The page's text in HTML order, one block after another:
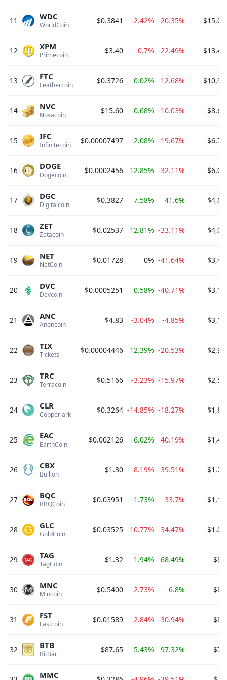
11 WorldCoin
WDC $0.3841 -2.42% -20.35%
12 Primecoin
XPM $3.40 -0.7% -22.49%
13 Feathercoin
FTC $0.3726 0.02% -12.68%
14 Novacoin
NVC $15.60 0.68% -10.03%
15 Infinitecoin
IFC $0.00007497 2.08% -19.67%
16 Dogecoin
DOGE $0.0002456 12.85% -32.11%
17 Digitalcoin
DGC $0.3827 7.58% 41.6%
18 Zetacoin
ZET $0.02537 12.81% -33.11%
19 NetCoin
NET $0.01728 0% -41.64%
20 Devcoin
DVC $0.0005251 0.58% -40.71%
21 Anoncoin
ANC $4.83 -3.04% -4.85%
22 Tickets
TIX $0.00004446 12.39% -20.53%
23 Terracoin
TRC $0.5166 -3.23% -15.97%
24 Copperlark
CLR $0.3264 -14.85% -18.27%
25 EarthCoin
EAC $0.002126 6.02% -40.19%
26 Bullion
CBX $1.30 -8.19% -39.51%
27 BBQCoin
BQC $0.03951 1.73% -33.7%
28 GoldCoin
GLC $0.03525 -10.77% -34.47%
29 TagCoin
TAG $1.32 1.94% 68.49%
30 Mincoin
MNC $0.5400 -2.73% 6.8%
31 Fastcoin
FST $0.01589 -2.84% -30.94%
32 BitBar
BTB $87.65 5.43% 97.32%
MMC